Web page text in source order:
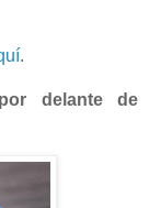
.
delante de